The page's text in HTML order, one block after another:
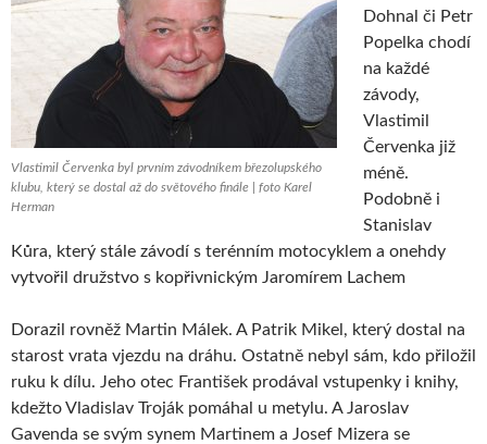
Vlastimil Červenka byl prvním závodníkem březolupského
klubu, který se dostal až do světového finále | foto Karel
Herman
Dohnal či Petr
Popelka chodí
na každé
závody,
Vlastimil
Červenka již
méně.
Podobně i
Stanislav
Kůra, který stále závodí s terénním motocyklem a onehdy
vytvořil družstvo s kopřivnickým Jaromírem Lachem
Dorazil rovněž Martin Málek. A Patrik Mikel, který dostal na
starost vrata vjezdu na dráhu. Ostatně nebyl sám, kdo přiložil
ruku k dílu. Jeho otec František prodával vstupenky i knihy,
kdežto Vladislav Troják pomáhal u metylu. A Jaroslav
Gavenda se svým synem Martinem a Josef Mizera se